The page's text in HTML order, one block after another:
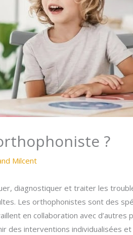
?
Milcent
diagnostiquer et traiter les
Les orthophonistes sont des
en collaboration avec d’autres
des interventions individualisées